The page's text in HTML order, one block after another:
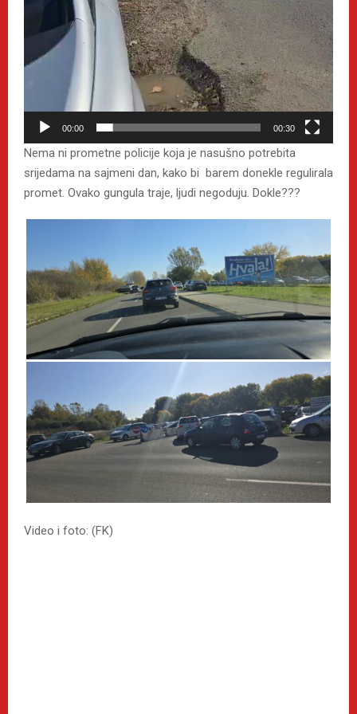
00:00 00:30
Nema ni prometne policije koja je nasušno potrebita
srijedama na sajmeni dan, kako bi barem donekle regulirala
promet. Ovako gungula traje, ljudi negoduju. Dokle???
Video i foto: (FK)